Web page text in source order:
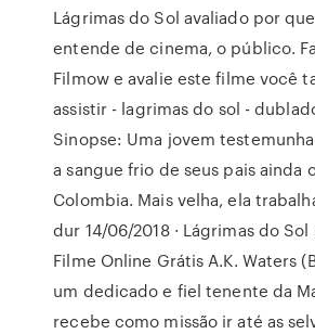
Lágrimas do Sol avaliado por
entende de cinema, o público.
Filmow e avalie este filme você
assistir - lagrimas do sol -
Sinopse: Uma jovem
a sangue frio de seus pais ainda
Colombia. Mais velha, ela
dur 14/06/2018 · Lágrimas do
Filme Online Grátis A.K. Waters
um dedicado e fiel tenente da
recebe como missão ir até as